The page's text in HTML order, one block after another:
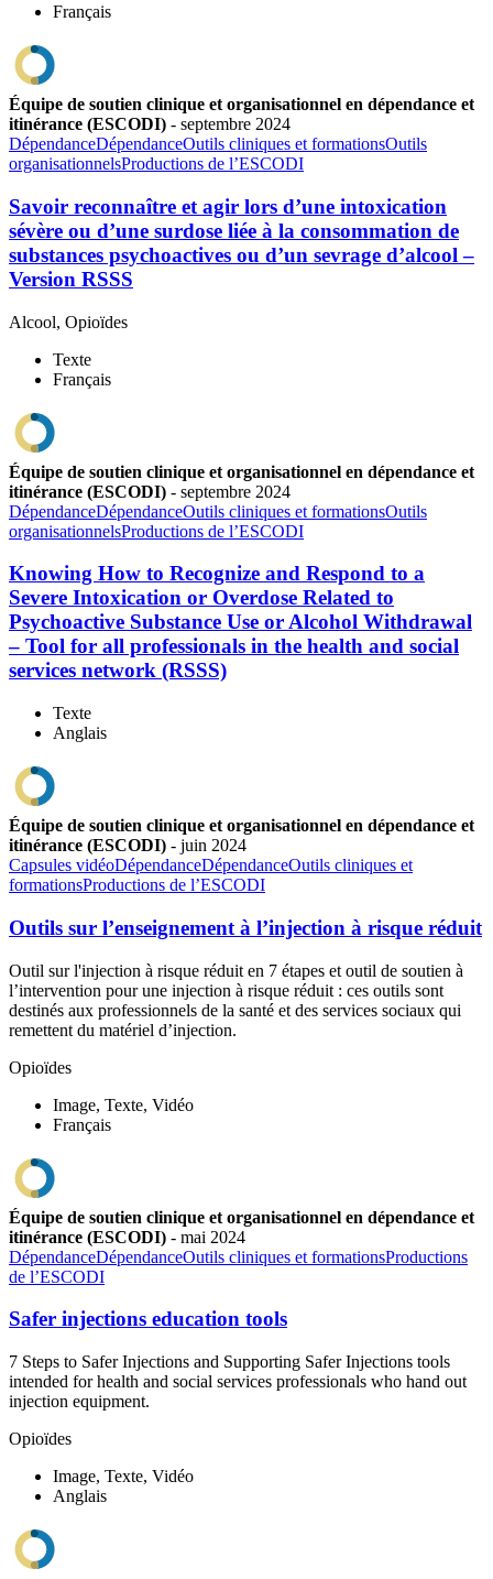
Français
Équipe de soutien clinique et organisationnel en dépendance et
itinérance (ESCODI) - septembre 2024
DépendanceDépendanceOutils cliniques et formationsOutils
organisationnelsProductions de l’ESCODI
Savoir reconnaître et agir lors d’une intoxication
sévère ou d’une surdose liée à la consommation de
substances psychoactives ou d’un sevrage d’alcool –
Version RSSS
Alcool, Opioïdes
Texte
Français
Équipe de soutien clinique et organisationnel en dépendance et
itinérance (ESCODI) - septembre 2024
DépendanceDépendanceOutils cliniques et formationsOutils
organisationnelsProductions de l’ESCODI
Knowing How to Recognize and Respond to a
Severe Intoxication or Overdose Related to
Psychoactive Substance Use or Alcohol Withdrawal
– Tool for all professionals in the health and social
services network (RSSS)
Texte
Anglais
Équipe de soutien clinique et organisationnel en dépendance et
itinérance (ESCODI) - juin 2024
Capsules vidéoDépendanceDépendanceOutils cliniques et
formationsProductions de l’ESCODI
Outils sur l’enseignement à l’injection à risque réduit
Outil sur l'injection à risque réduit en 7 étapes et outil de soutien à
l’intervention pour une injection à risque réduit : ces outils sont
destinés aux professionnels de la santé et des services sociaux qui
remettent du matériel d’injection.
Opioïdes
Image, Texte, Vidéo
Français
Équipe de soutien clinique et organisationnel en dépendance et
itinérance (ESCODI) - mai 2024
DépendanceDépendanceOutils cliniques et formationsProductions
de l’ESCODI
Safer injections education tools
7 Steps to Safer Injections and Supporting Safer Injections tools
intended for health and social services professionals who hand out
injection equipment.
Opioïdes
Image, Texte, Vidéo
Anglais